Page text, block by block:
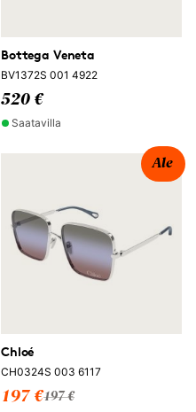
Bottega Veneta
BV1372S 001 4922
520 €
Saatavilla
Ale
Chloé
CH0324S 003 6117
197 €197 €